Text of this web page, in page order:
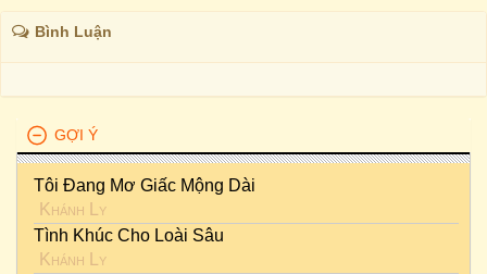
Bình Luận
GỢI Ý
Tôi Đang Mơ Giấc Mộng Dài
Khánh Ly
Tình Khúc Cho Loài Sâu
Khánh Ly